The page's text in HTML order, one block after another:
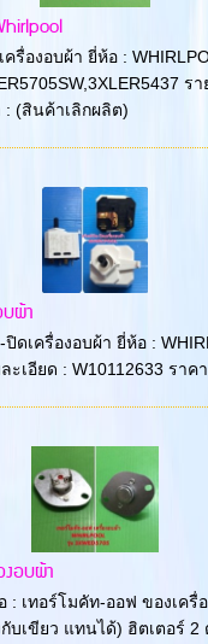
รื่องอบผ้า ยี่ห้อ :
ร
: (สินค้าเลิกผลิต)
ผ้า
ดเครื่องอบผ้า ยี่ห้อ :
ะเอียด : W10112633 ราค
อบผ้า
: เทอร์โมคัท-ออฟ ของเครื่
บเขียว แทนได้) ฮิตเตอร์